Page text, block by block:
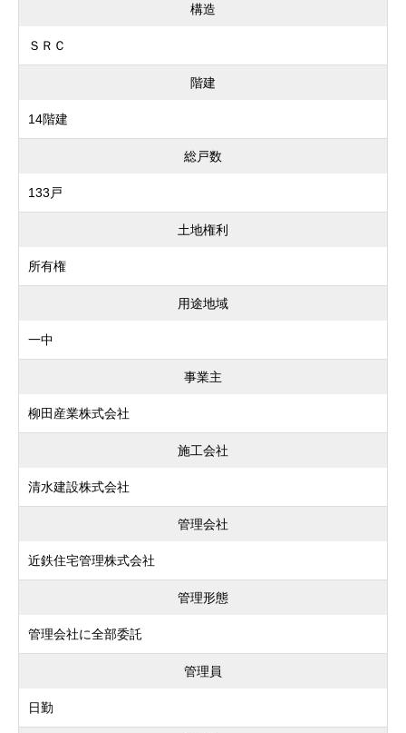
構造
ＳＲＣ
階建
14階建
総戸数
133戸
土地権利
所有権
用途地域
一中
事業主
柳田産業株式会社
施工会社
清水建設株式会社
管理会社
近鉄住宅管理株式会社
管理形態
管理会社に全部委託
管理員
日勤